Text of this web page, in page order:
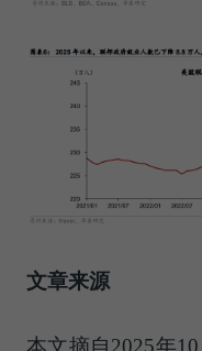
文章来源